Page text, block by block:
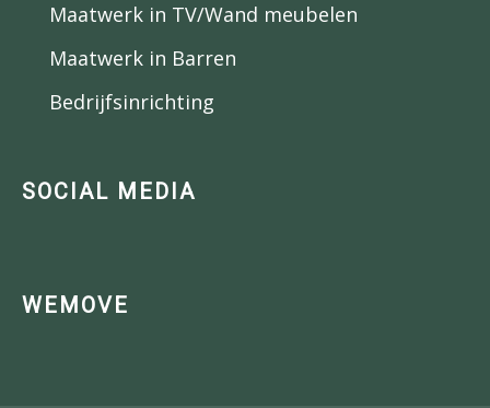
Maatwerk in TV/Wand meubelen
Maatwerk in Barren
Bedrijfsinrichting
SOCIAL MEDIA
WEMOVE